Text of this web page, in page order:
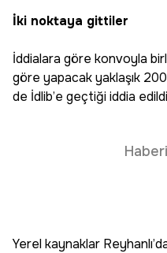
İki noktaya gittiler
İddialara göre konvoyla
göre yapacak yaklaşık
de İdlib’e geçtiği iddia
Yerel kaynaklar